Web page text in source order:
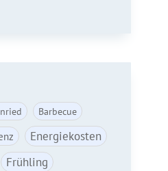
Barbecue
Energiekosten
Frühling